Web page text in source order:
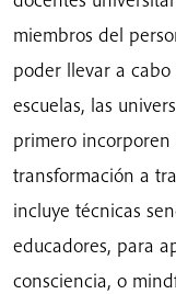
miembros del
poder llevar a
escuelas, las
primero
transformación a
incluye técnicas
educadores, para
consciencia, o